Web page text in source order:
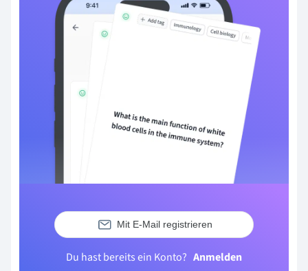
Mit E-Mail registrieren
Du hast bereits ein Konto? Anmelden